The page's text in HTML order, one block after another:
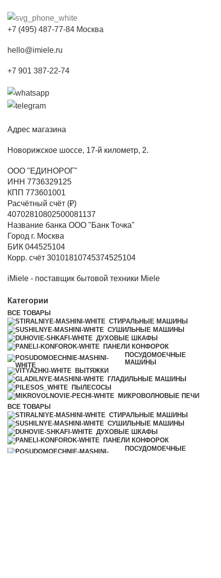
+7 (495) 487-77-84 Москва
hello@imiele.ru
+7 901 387-22-74
Адрес магазина
Новорижское шоссе, 17-й километр, 2.
ООО "ЕДИНОРОГ"
ИНН 7736329125
КПП 773601001
Расчётный счёт (₽)
40702810802500081137
Название банка ООО "Банк Точка"
Город г. Москва
БИК 044525104
Корр. счёт 30101810745374525104
iMiele - поставщик бытовой техники Miele
Категории
ВСЕ ТОВАРЫ
СТИРАЛЬНЫЕ МАШИНЫ
СУШИЛЬНЫЕ МАШИНЫ
ДУХОВЫЕ ШКАФЫ
ПАНЕЛИ КОНФОРОК
ПОСУДОМОЕЧНЫЕ
МАШИНЫ
ВЫТЯЖКИ
ГЛАДИЛЬНЫЕ МАШИНЫ
ПЫЛЕСОСЫ
МИКРОВОЛНОВЫЕ ПЕЧИ
ВСЕ ТОВАРЫ
СТИРАЛЬНЫЕ МАШИНЫ
СУШИЛЬНЫЕ МАШИНЫ
ДУХОВЫЕ ШКАФЫ
ПАНЕЛИ КОНФОРОК
ПОСУДОМОЕЧНЫЕ